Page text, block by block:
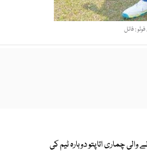
: فائل
چماری اتاپتو دوبارہ ٹیم کی